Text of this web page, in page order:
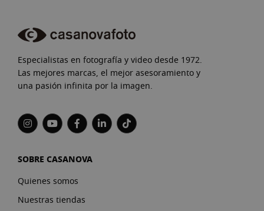
Especialistas en fotografía y video desde 1972.
Las mejores marcas, el mejor asesoramiento y
una pasión infinita por la imagen.
SOBRE CASANOVA
Quienes somos
Nuestras tiendas